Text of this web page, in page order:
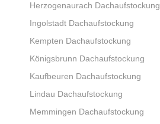
Herzogenaurach Dachaufstockung
Ingolstadt Dachaufstockung
Kempten Dachaufstockung
Königsbrunn Dachaufstockung
Kaufbeuren Dachaufstockung
Lindau Dachaufstockung
Memmingen Dachaufstockung